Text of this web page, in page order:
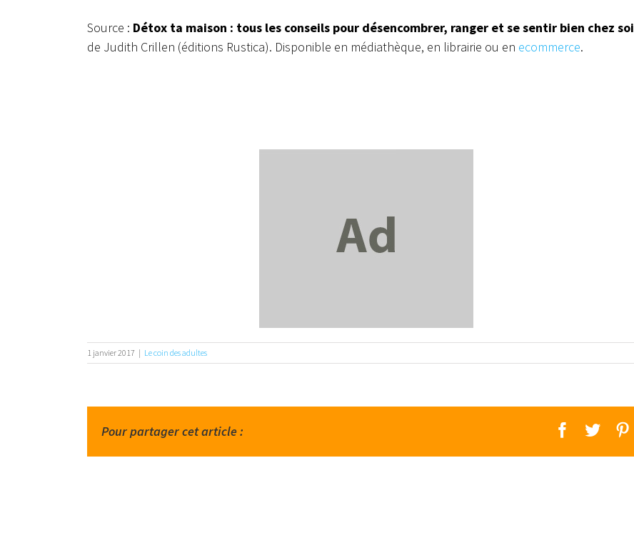
Source : Détox ta maison : tous les conseils pour désencombrer, ranger et se sentir bien chez soi
de Judith Crillen (éditions Rustica). Disponible en médiathèque, en librairie ou en ecommerce.
1 janvier 2017 | Le coin des adultes
Pour partager cet article : facebook
twitter